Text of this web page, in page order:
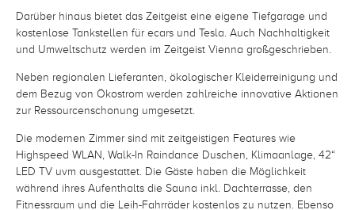
Darüber hinaus bietet das Zeitgeist eine eigene Tiefgarage und
kostenlose Tankstellen für ecars und Tesla. Auch Nachhaltigkeit
und Umweltschutz werden im Zeitgeist Vienna großgeschrieben.
Neben regionalen Lieferanten, ökologischer Kleiderreinigung und
dem Bezug von Ökostrom werden zahlreiche innovative Aktionen
zur Ressourcenschonung umgesetzt.
Die modernen Zimmer sind mit zeitgeistigen Features wie
Highspeed WLAN, Walk-In Raindance Duschen, Klimaanlage, 42“
LED TV uvm ausgestattet. Die Gäste haben die Möglichkeit
während ihres Aufenthalts die Sauna inkl. Dachterrasse, den
Fitnessraum und die Leih-Fahrräder kostenlos zu nutzen. Ebenso